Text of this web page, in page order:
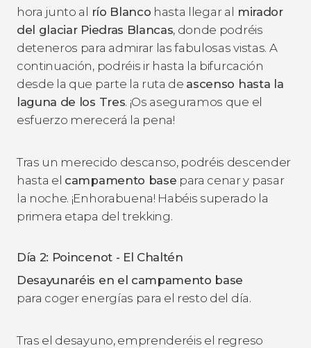
hora junto al río Blanco hasta llegar al mirador
del glaciar Piedras Blancas, donde podréis
deteneros para admirar las fabulosas vistas. A
continuación, podréis ir hasta la bifurcación
desde la que parte la ruta de ascenso hasta la
laguna de los Tres. ¡Os aseguramos que el
esfuerzo merecerá la pena!
Tras un merecido descanso, podréis descender
hasta el campamento base para cenar y pasar
la noche. ¡Enhorabuena! Habéis superado la
primera etapa del trekking.
Día 2: Poincenot - El Chaltén
Desayunaréis en el campamento base
para coger energías para el resto del día.
Tras el desayuno, emprenderéis el regreso